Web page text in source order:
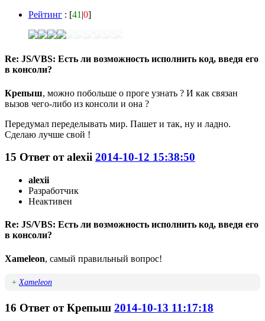
Рейтинг : [41 |0]
Re: JS/VBS: Есть ли возможность исполнить код, введя его
в консоли?
Крепыш, можно побольше о проге узнать ? И как связан
вызов чего-либо из консоли и она ?
Передумал переделывать мир. Пашет и так, ну и ладно.
Сделаю лучше свой !
15 Ответ отalexii 2014-10-12 15:38:50
alexii
Разработчик
Неактивен
Re: JS/VBS: Есть ли возможность исполнить код, введя его
в консоли?
Xameleon, самый правильный вопрос!
+ Xameleon
16 Ответ отКрепыш 2014-10-13 11:17:18